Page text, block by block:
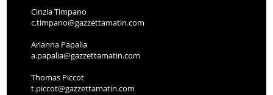
Cinzia Timpano
c.timpano@gazzettamatin.com
Arianna Papalia
a.papalia@gazzettamatin.com
Thomas Piccot
t.piccot@gazzettamatin.com